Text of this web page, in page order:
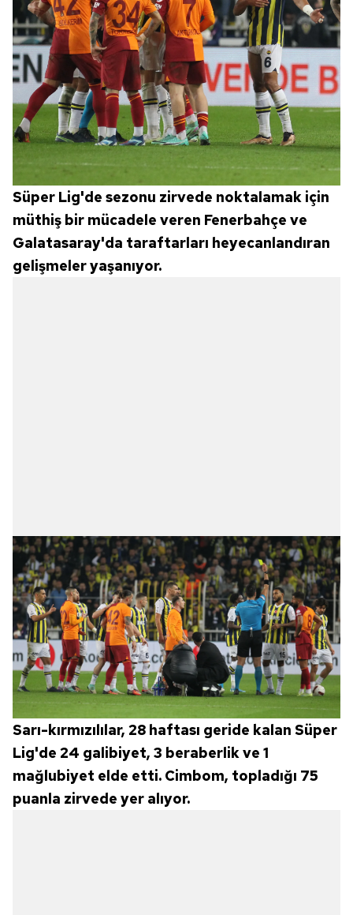
Süper Lig'de sezonu zirvede noktalamak için
müthiş bir mücadele veren Fenerbahçe ve
Galatasaray'da taraftarları heyecanlandıran
gelişmeler yaşanıyor.
Sarı-kırmızılılar, 28 haftası geride kalan Süper
Lig'de 24 galibiyet, 3 beraberlik ve 1
mağlubiyet elde etti. Cimbom, topladığı 75
puanla zirvede yer alıyor.